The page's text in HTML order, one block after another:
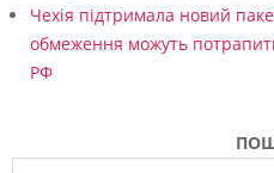
Чехія підтримала новий
обмеження можуть потрапити
РФ